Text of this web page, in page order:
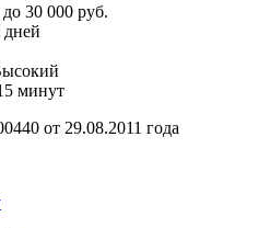
30 000 руб.
дней
минут
от 29.08.2011 года